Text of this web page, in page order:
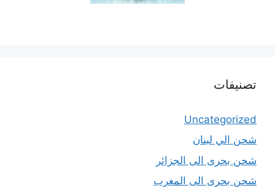
تصنيفات
Uncategorized
شحن الي لبنان
شحن بحرى الى الجزائر
شحن بحرى الى المغرب